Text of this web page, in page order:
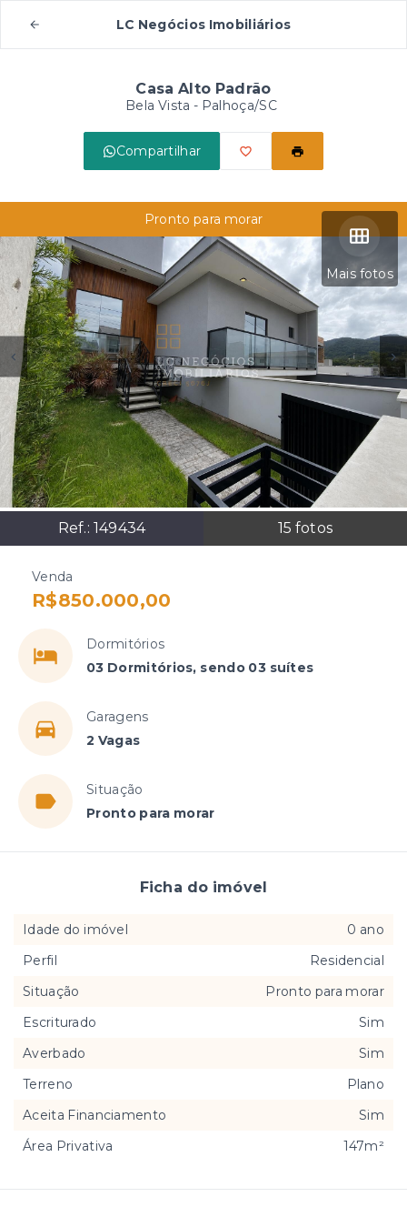
LC Negócios Imobiliários
Casa Alto Padrão
Bela Vista - Palhoça/SC
Compartilhar
Mais fotos
Ref.: 149434 15 fotos
Pronto para morar
Venda
R$850.000,00
Dormitórios
03 Dormitórios, sendo 03 suítes
Garagens
2 Vagas
Situação
Pronto para morar
Ficha do imóvel
Idade do imóvel
0 ano
Perfil
Residencial
Situação
Pronto para morar
Escriturado
Sim
Averbado
Sim
Terreno
Plano
Aceita Financiamento
Sim
Área Privativa
147m²